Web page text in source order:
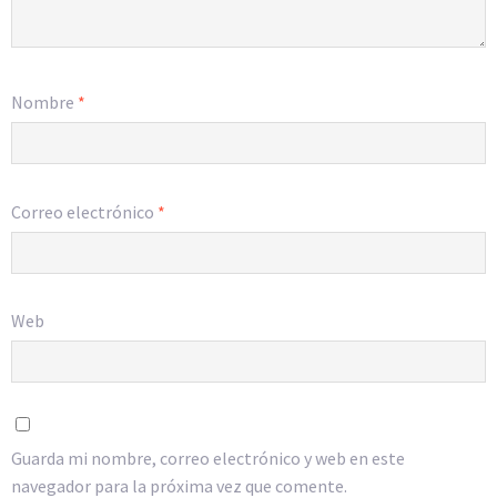
Nombre *
Correo electrónico *
Web
Guarda mi nombre, correo electrónico y web en este
navegador para la próxima vez que comente.